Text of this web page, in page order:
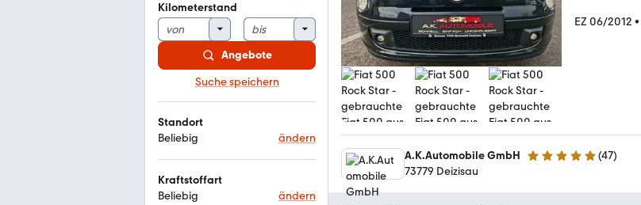
Kilometerstand
Angebote
Suche speichern
Standort
Beliebig
ändern
Kraftstoffart
Beliebig
ändern
EZ 06/2012 •
A.K.Automobile GmbH 4.9 Sterne (47)
73779 Deizisau